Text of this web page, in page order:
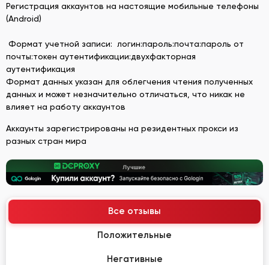
Регистрация аккаунтов на настоящие мобильные телефоны
(Android)
Формат учетной записи: логин:пароль:почта:пароль от
почты:токен аутентификации:двухфакторная
аутентификация
Формат данных указан для облегчения чтения полученных
данных и может незначительно отличаться, что никак не
влияет на работу аккаунтов
Аккаунты зарегистрированы на резидентных прокси из
разных стран мира
Все отзывы
Положительные
Негативные